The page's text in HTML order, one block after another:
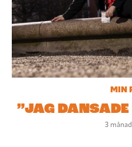
MIN
”JAG DANSADE
3